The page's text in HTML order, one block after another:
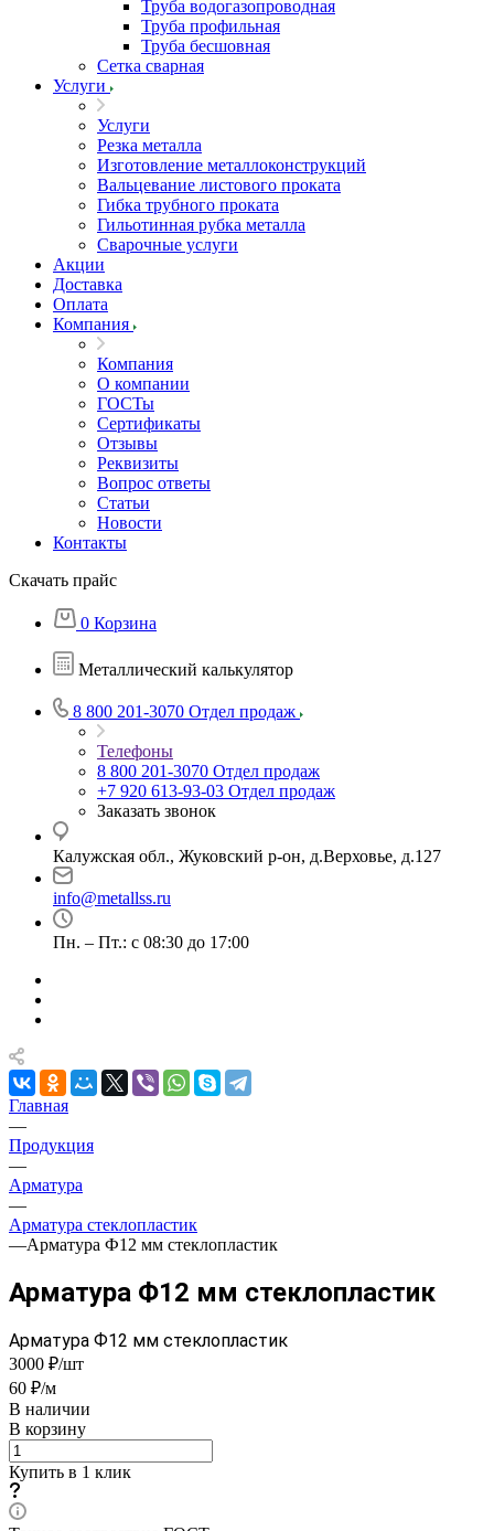
Труба водогазопроводная
Труба профильная
Труба бесшовная
Сетка сварная
Услуги
Услуги
Резка металла
Изготовление металлоконструкций
Вальцевание листового проката
Гибка трубного проката
Гильотинная рубка металла
Сварочные услуги
Акции
Доставка
Оплата
Компания
Компания
О компании
ГОСТы
Сертификаты
Отзывы
Реквизиты
Вопрос ответы
Статьи
Новости
Контакты
Скачать прайс
0 Корзина
Металлический калькулятор
8 800 201-3070 Отдел продаж
Телефоны
8 800 201-3070 Отдел продаж
+7 920 613-93-03 Отдел продаж
Заказать звонок
Калужская обл., Жуковский р-он, д.Верховье, д.127
info@metallss.ru
Пн. – Пт.: с 08:30 до 17:00
Главная
—
Продукция
—
Арматура
—
Арматура стеклопластик
—Арматура Ф12 мм стеклопластик
Арматура Ф12 мм стеклопластик
Арматура Ф12 мм стеклопластик
3000 ₽/шт
60 ₽/м
В наличии
В корзину
Купить в 1 клик